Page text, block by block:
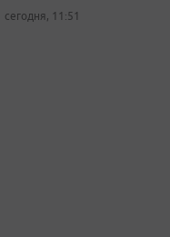
сегодня, 11:51